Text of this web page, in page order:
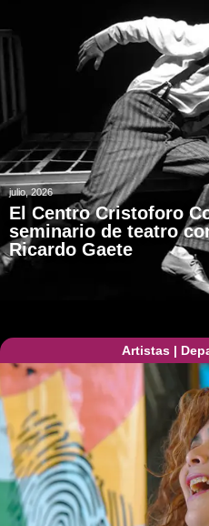
julio, 2026
El Centro Cristoforo
seminario de teatro
Ricardo Gaete
Artistas |